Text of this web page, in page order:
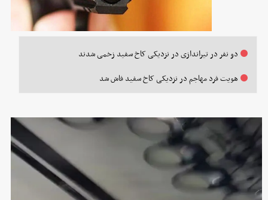
دو نفر در تیراندازی در نزدیکی کاخ سفید زخمی شدند
هویت فرد مهاجم در نزدیکی کاخ سفید فاش شد